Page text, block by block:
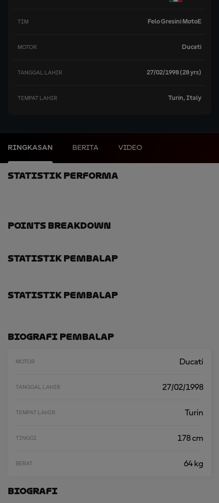
TIM Felo Gresini MotoE
MOTOR Ducati
TANGGAL LAHIR 27/02/1998 (28 yrs)
TEMPAT LAHIR Turin, Italy
RINGKASAN BERITA VIDEO
Statistik Performa
Points Breakdown
Statistik Pembalap
Statistik Pembalap
Biografi Pembalap
MOTOR Ducati
TANGGAL LAHIR 27/02/1998
TEMPAT LAHIR Turin
TINGGI 178 cm
BERAT 64 kg
Biografi